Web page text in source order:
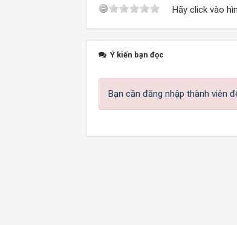
Hãy click vào
Ý kiến bạn đọc
Bạn cần đăng nhập thành viên